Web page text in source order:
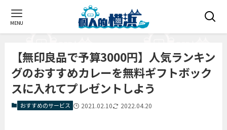
MENU
【無印良品で予算3000円】人気ランキン
グのおすすめカレーを無料ギフトボック
スに入れてプレゼントしよう
おすすめのサービス 2021.02.10 2022.04.20